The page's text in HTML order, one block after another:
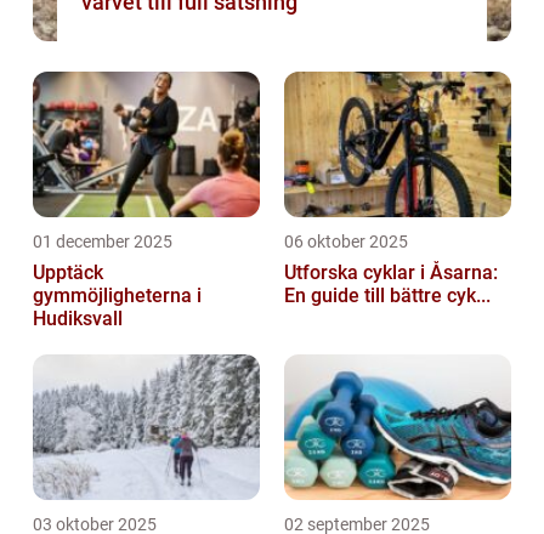
01 december 2025
Upptäck
gymmöjligheterna i
Hudiksvall
06 oktober 2025
Utforska cyklar i Åsarna:
En guide till bättre cyk...
03 oktober 2025 02 september 2025